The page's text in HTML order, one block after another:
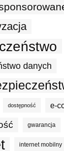
danych
dostępność e-
gwarancja
internet mobilny